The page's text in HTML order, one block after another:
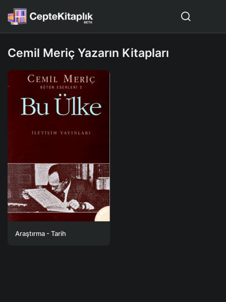
Cemil Meriç Yazarın Kitapları
Araştırma - Tarih